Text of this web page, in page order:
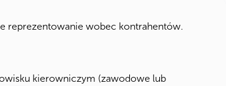
reprezentowanie wobec kontrahentów.
kierowniczym (zawodowe lub